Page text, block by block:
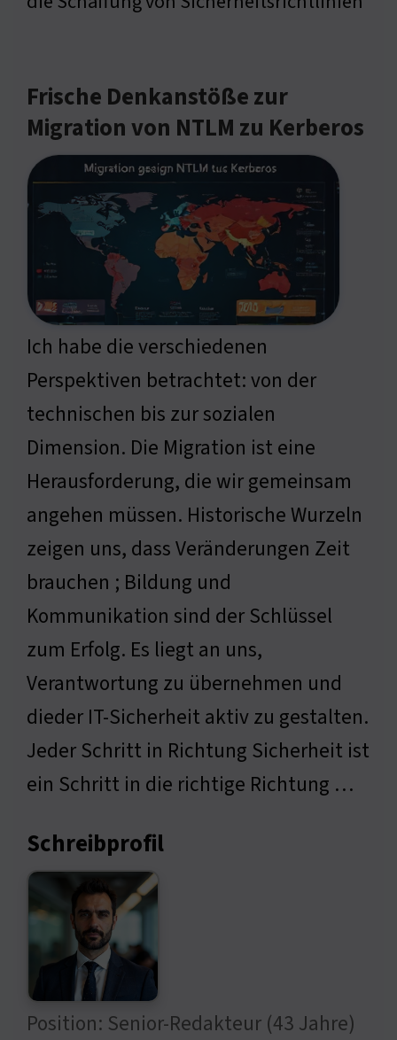
Frische Denkanstöße zur
Migration von NTLM zu Kerberos
Ich habe die verschiedenen
Perspektiven betrachtet: von der
technischen bis zur sozialen
Dimension. Die Migration ist eine
Herausforderung, die wir gemeinsam
angehen müssen. Historische Wurzeln
zeigen uns, dass Veränderungen Zeit
brauchen ; Bildung und
Kommunikation sind der Schlüssel
zum Erfolg. Es liegt an uns,
Verantwortung zu übernehmen und
dieder IT-Sicherheit aktiv zu gestalten.
Jeder Schritt in Richtung Sicherheit ist
ein Schritt in die richtige Richtung …
Schreibprofil
Position: Senior-Redakteur (43 Jahre)